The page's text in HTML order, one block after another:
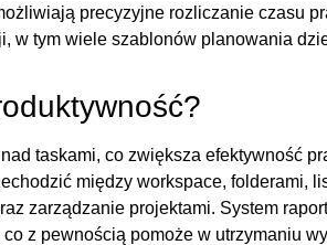
precyzyjne rozliczanie czasu
w tym wiele szablonów planowania
taskami, co zwiększa efektywność
między workspace, folderami,
zarządzanie projektami. System
z pewnością pomoże w utrzymaniu